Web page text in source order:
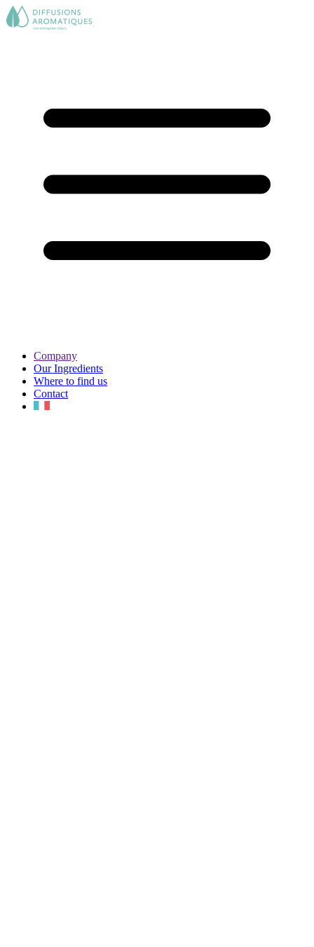
Company
Our Ingredients
Where to find us
Contact